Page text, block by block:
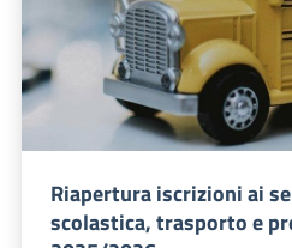
Riapertura iscrizioni ai
scolastica, trasporto e